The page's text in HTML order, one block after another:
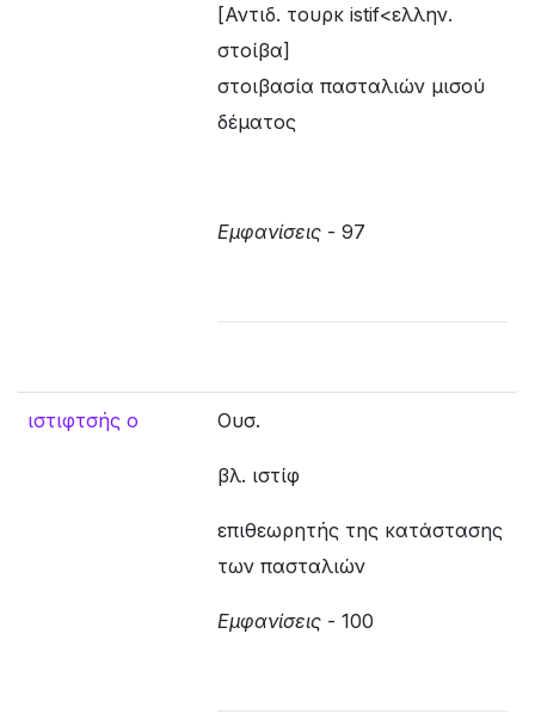
[Αντιδ. τουρκ istif<ελλην.
στοίβα]
στοιβασία πασταλιών μισού
δέματος
Εμφανίσεις - 97
ιστιφτσής ο Ουσ.
βλ. ιστίφ
επιθεωρητής της κατάστασης
των πασταλιών
Εμφανίσεις - 100